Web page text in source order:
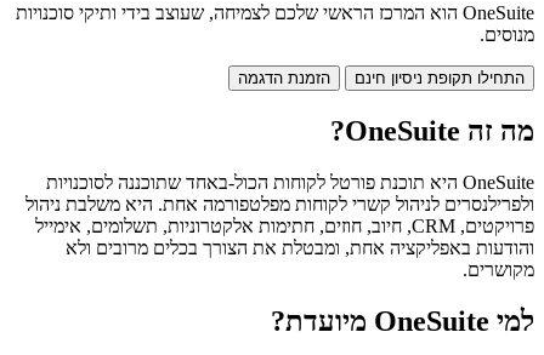
OneSuite הוא המרכז הראשי שלכם לצמיחה, שעוצב בידי ותיקי סוכנויות
מנוסים.
התחילו תקופת ניסיון חינם הזמנת הדגמה
מה זה OneSuite?
OneSuite היא תוכנת פורטל לקוחות הכול-באחד שתוכננה לסוכנויות
ולפרילנסרים לניהול קשרי לקוחות מפלטפורמה אחת. היא משלבת ניהול
פרויקטים, CRM, חיוב, חוזים, חתימות אלקטרוניות, תשלומים, אימייל
והודעות באפליקציה אחת, ומבטלת את הצורך בכלים מרובים ולא
מקושרים.
למי OneSuite מיועדת?